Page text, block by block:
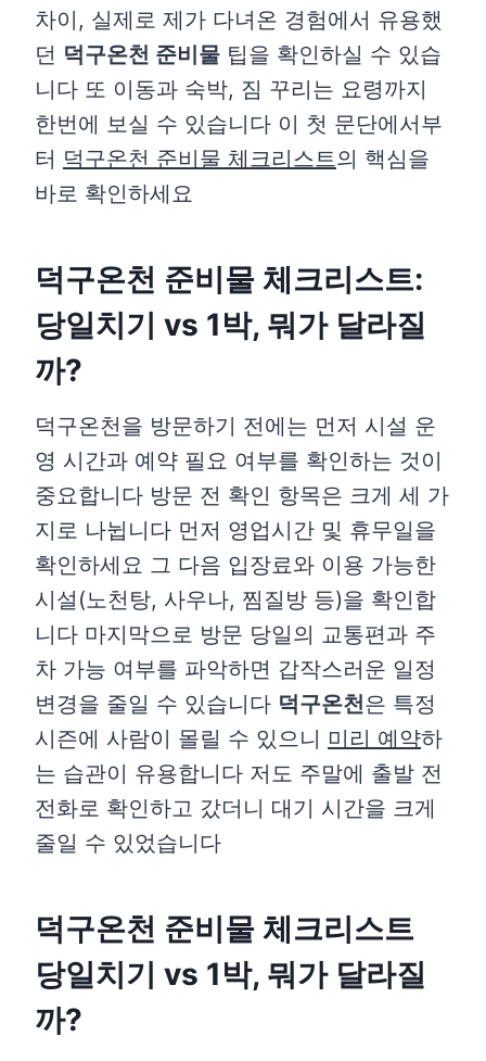
차이, 실제로 제가 다녀온 경험에서 유용했
던 덕구온천 준비물 팁을 확인하실 수 있습
니다 또 이동과 숙박, 짐 꾸리는 요령까지
한번에 보실 수 있습니다 이 첫 문단에서부
터 덕구온천 준비물 체크리스트의 핵심을
바로 확인하세요
덕구온천 준비물 체크리스트:
당일치기 vs 1박, 뭐가 달라질
까?
덕구온천을 방문하기 전에는 먼저 시설 운
영 시간과 예약 필요 여부를 확인하는 것이
중요합니다 방문 전 확인 항목은 크게 세 가
지로 나뉩니다 먼저 영업시간 및 휴무일을
확인하세요 그 다음 입장료와 이용 가능한
시설(노천탕, 사우나, 찜질방 등)을 확인합
니다 마지막으로 방문 당일의 교통편과 주
차 가능 여부를 파악하면 갑작스러운 일정
변경을 줄일 수 있습니다 덕구온천은 특정
시즌에 사람이 몰릴 수 있으니 미리 예약하
는 습관이 유용합니다 저도 주말에 출발 전
전화로 확인하고 갔더니 대기 시간을 크게
줄일 수 있었습니다
덕구온천 준비물 체크리스트
당일치기 vs 1박, 뭐가 달라질
까?